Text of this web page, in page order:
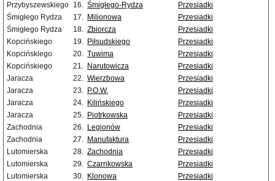
Przybyszewskiego 16. Śmigłego-Rydza
Przesiadki
Śmigłego Rydza
17. Milionowa
Przesiadki
Śmigłego Rydza
18. Zbiorcza
Przesiadki
Kopcińskiego
19. Piłsudskiego
Przesiadki
Kopcińskiego
20. Tuwima
Przesiadki
Kopcińskiego
21. Narutowicza
Przesiadki
Jaracza
22. Wierzbowa
Przesiadki
Jaracza
23. P.O.W.
Przesiadki
Jaracza
24. Kilińskiego
Przesiadki
Jaracza
25. Piotrkowska
Przesiadki
Zachodnia
26. Legionów
Przesiadki
Zachodnia
27. Manufaktura
Przesiadki
Lutomierska
28. Zachodnia
Przesiadki
Lutomierska
29. Czarnkowska
Przesiadki
Lutomierska
30. Klonowa Przesiadki